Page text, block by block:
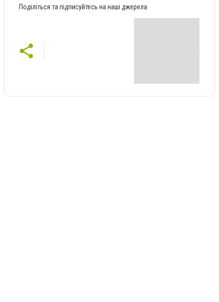
Поділіться та підписуйтесь на наші джерела